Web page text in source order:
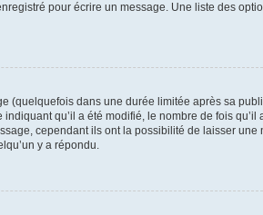
pour écrire un message. Une liste des
(quelquefois dans une durée limitée après sa
qu’il a été modifié, le nombre de fois qu’il
cependant ils ont la possibilité de laisser une
y a répondu.